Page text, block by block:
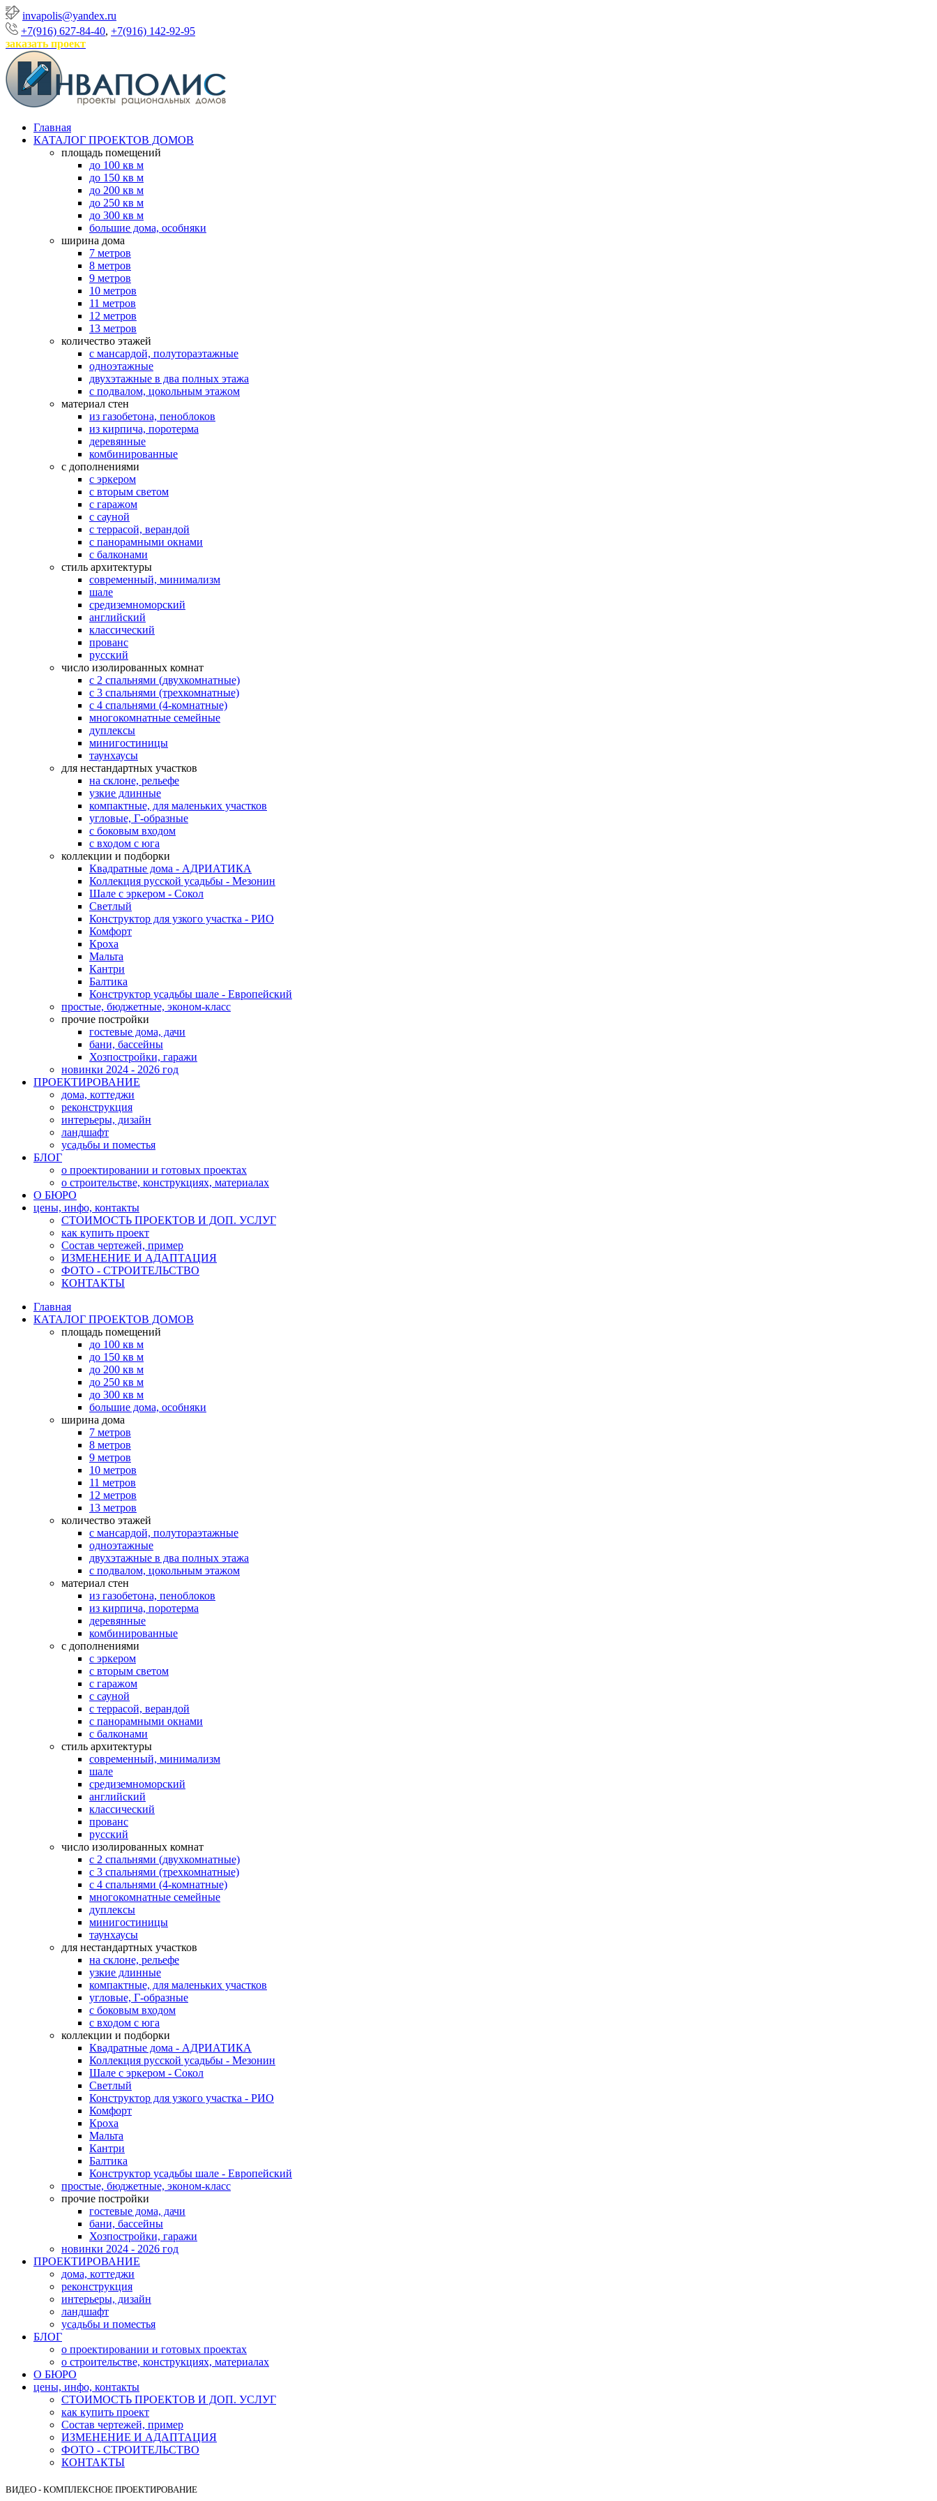
invapolis@yandex.ru
+7(916) 627-84-40, +7(916) 142-92-95
заказать проект
Главная
КАТАЛОГ ПРОЕКТОВ ДОМОВ
площадь помещений
до 100 кв м
до 150 кв м
до 200 кв м
до 250 кв м
до 300 кв м
большие дома, особняки
ширина дома
7 метров
8 метров
9 метров
10 метров
11 метров
12 метров
13 метров
количество этажей
с мансардой, полутораэтажные
одноэтажные
двухэтажные в два полных этажа
с подвалом, цокольным этажом
материал стен
из газобетона, пеноблоков
из кирпича, поротерма
деревянные
комбинированные
с дополнениями
с эркером
с вторым светом
с гаражом
с сауной
с террасой, верандой
с панорамными окнами
с балконами
стиль архитектуры
современный, минимализм
шале
средиземноморский
английский
классический
прованс
русский
число изолированных комнат
с 2 спальнями (двухкомнатные)
с 3 спальнями (трехкомнатные)
с 4 спальнями (4-комнатные)
многокомнатные семейные
дуплексы
минигостиницы
таунхаусы
для нестандартных участков
на склоне, рельефе
узкие длинные
компактные, для маленьких участков
угловые, Г-образные
с боковым входом
с входом с юга
коллекции и подборки
Квадратные дома - АДРИАТИКА
Коллекция русской усадьбы - Мезонин
Шале с эркером - Сокол
Светлый
Конструктор для узкого участка - РИО
Комфорт
Кроха
Мальта
Кантри
Балтика
Конструктор усадьбы шале - Европейский
простые, бюджетные, эконом-класс
прочие постройки
гостевые дома, дачи
бани, бассейны
Хозпостройки, гаражи
новинки 2024 - 2026 год
ПРОЕКТИРОВАНИЕ
дома, коттеджи
реконструкция
интерьеры, дизайн
ландшафт
усадьбы и поместья
БЛОГ
о проектировании и готовых проектах
о строительстве, конструкциях, материалах
О БЮРО
цены, инфо, контакты
СТОИМОСТЬ ПРОЕКТОВ И ДОП. УСЛУГ
как купить проект
Состав чертежей, пример
ИЗМЕНЕНИЕ И АДАПТАЦИЯ
ФОТО - СТРОИТЕЛЬСТВО
КОНТАКТЫ
Главная
КАТАЛОГ ПРОЕКТОВ ДОМОВ
площадь помещений
до 100 кв м
до 150 кв м
до 200 кв м
до 250 кв м
до 300 кв м
большие дома, особняки
ширина дома
7 метров
8 метров
9 метров
10 метров
11 метров
12 метров
13 метров
количество этажей
с мансардой, полутораэтажные
одноэтажные
двухэтажные в два полных этажа
с подвалом, цокольным этажом
материал стен
из газобетона, пеноблоков
из кирпича, поротерма
деревянные
комбинированные
с дополнениями
с эркером
с вторым светом
с гаражом
с сауной
с террасой, верандой
с панорамными окнами
с балконами
стиль архитектуры
современный, минимализм
шале
средиземноморский
английский
классический
прованс
русский
число изолированных комнат
с 2 спальнями (двухкомнатные)
с 3 спальнями (трехкомнатные)
с 4 спальнями (4-комнатные)
многокомнатные семейные
дуплексы
минигостиницы
таунхаусы
для нестандартных участков
на склоне, рельефе
узкие длинные
компактные, для маленьких участков
угловые, Г-образные
с боковым входом
с входом с юга
коллекции и подборки
Квадратные дома - АДРИАТИКА
Коллекция русской усадьбы - Мезонин
Шале с эркером - Сокол
Светлый
Конструктор для узкого участка - РИО
Комфорт
Кроха
Мальта
Кантри
Балтика
Конструктор усадьбы шале - Европейский
простые, бюджетные, эконом-класс
прочие постройки
гостевые дома, дачи
бани, бассейны
Хозпостройки, гаражи
новинки 2024 - 2026 год
ПРОЕКТИРОВАНИЕ
дома, коттеджи
реконструкция
интерьеры, дизайн
ландшафт
усадьбы и поместья
БЛОГ
о проектировании и готовых проектах
о строительстве, конструкциях, материалах
О БЮРО
цены, инфо, контакты
СТОИМОСТЬ ПРОЕКТОВ И ДОП. УСЛУГ
как купить проект
Состав чертежей, пример
ИЗМЕНЕНИЕ И АДАПТАЦИЯ
ФОТО - СТРОИТЕЛЬСТВО
КОНТАКТЫ
ВИДЕО - КОМПЛЕКСНОЕ ПРОЕКТИРОВАНИЕ